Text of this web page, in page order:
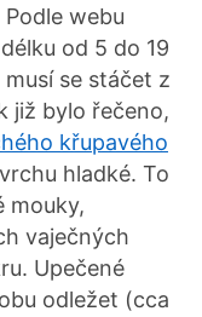
Podle webu
od 5 do 19
se stáčet z
již bylo řečeno,
křupavého
hladké. To
mouky,
vaječných
Upečené
odležet (cca